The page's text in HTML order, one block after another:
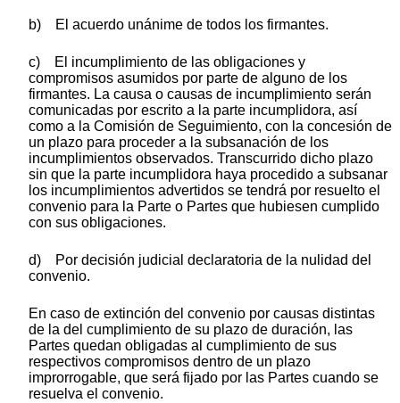
b) El acuerdo unánime de todos los firmantes.
c) El incumplimiento de las obligaciones y
compromisos asumidos por parte de alguno de los
firmantes. La causa o causas de incumplimiento serán
comunicadas por escrito a la parte incumplidora, así
como a la Comisión de Seguimiento, con la concesión de
un plazo para proceder a la subsanación de los
incumplimientos observados. Transcurrido dicho plazo
sin que la parte incumplidora haya procedido a subsanar
los incumplimientos advertidos se tendrá por resuelto el
convenio para la Parte o Partes que hubiesen cumplido
con sus obligaciones.
d) Por decisión judicial declaratoria de la nulidad del
convenio.
En caso de extinción del convenio por causas distintas
de la del cumplimiento de su plazo de duración, las
Partes quedan obligadas al cumplimiento de sus
respectivos compromisos dentro de un plazo
improrrogable, que será fijado por las Partes cuando se
resuelva el convenio.